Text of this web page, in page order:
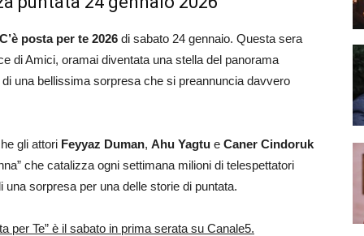
posta per te 2026 di sabato 24 gennaio. Questa sera
di Amici, oramai diventata una stella del panorama
una bellissima sorpresa che si preannuncia davvero
gli attori Feyyaz Duman, Ahu Yagtu e Caner Cindoruk
che catalizza ogni settimana milioni di telespettatori
sorpresa per una delle storie di puntata.
per Te” è il sabato in prima serata su Canale5.